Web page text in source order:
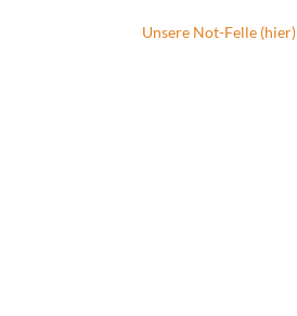
Unsere Not-Felle (hier)